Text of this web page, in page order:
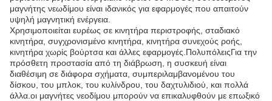
μαγνήτης νεωδίμου είναι ιδανικός για εφαρμογές που απαιτούν
υψηλή μαγνητική ενέργεια.
Χρησιμοποιείται ευρέως σε κινητήρα περιστροφής, σταδιακό
κινητήρα, συγχρονισμένο κινητήρα, κινητήρα συνεχούς ροής,
κινητήρα χωρίς βούρτσα και άλλες εφαρμογές.ΠολυπόλειςΓια την
πρόσθετη προστασία από τη διάβρωση, η συσκευή είναι
διαθέσιμη σε διάφορα σχήματα, συμπεριλαμβανομένου του
δίσκου, του μπλοκ, του κυλίνδρου, του δαχτυλιδιού, και πολλά
άλλα.οι μαγνήτες νεοδίμου μπορούν να επικαλυφθούν με επωξικό